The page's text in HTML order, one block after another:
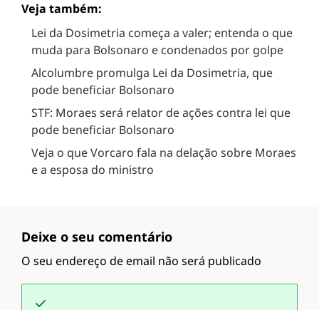
Veja também:
Lei da Dosimetria começa a valer; entenda o que
muda para Bolsonaro e condenados por golpe
Alcolumbre promulga Lei da Dosimetria, que
pode beneficiar Bolsonaro
STF: Moraes será relator de ações contra lei que
pode beneficiar Bolsonaro
Veja o que Vorcaro fala na delação sobre Moraes
e a esposa do ministro
Deixe o seu comentário
O seu endereço de email não será publicado